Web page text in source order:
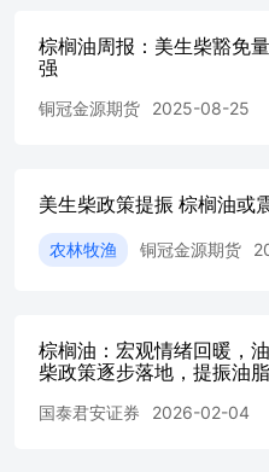
马来西亚棕榈油到岸
亚船运机构高频出口数
量
棕榈油月度出
口
量
诺强度概率
图表26厄尔尼诺持续时间
棕榈油周报：美生柴豁免
强
铜冠金源期货 2025-08-25
美生柴政策提振 棕榈油或
农林牧渔 铜冠金源期货
棕榈油：宏观情绪回暖，
柴政策逐步落地，提振油
国泰君安证券 2026-02-04